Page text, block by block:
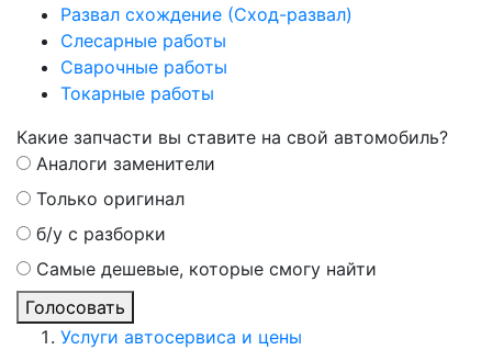
Развал схождение (Сход-развал)
Слесарные работы
Сварочные работы
Токарные работы
Какие запчасти вы ставите на свой автомобиль?
Аналоги заменители
Только оригинал
б/у с разборки
Самые дешевые, которые смогу найти
Голосовать
Услуги автосервиса и цены